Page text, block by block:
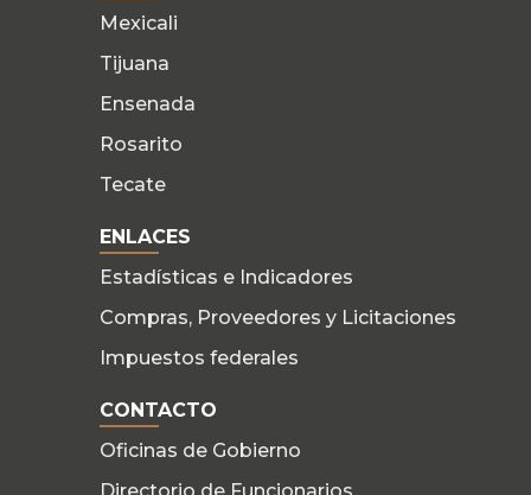
Mexicali
Tijuana
Ensenada
Rosarito
Tecate
ENLACES
Estadísticas e Indicadores
Compras, Proveedores y Licitaciones
Impuestos federales
CONTACTO
Oficinas de Gobierno